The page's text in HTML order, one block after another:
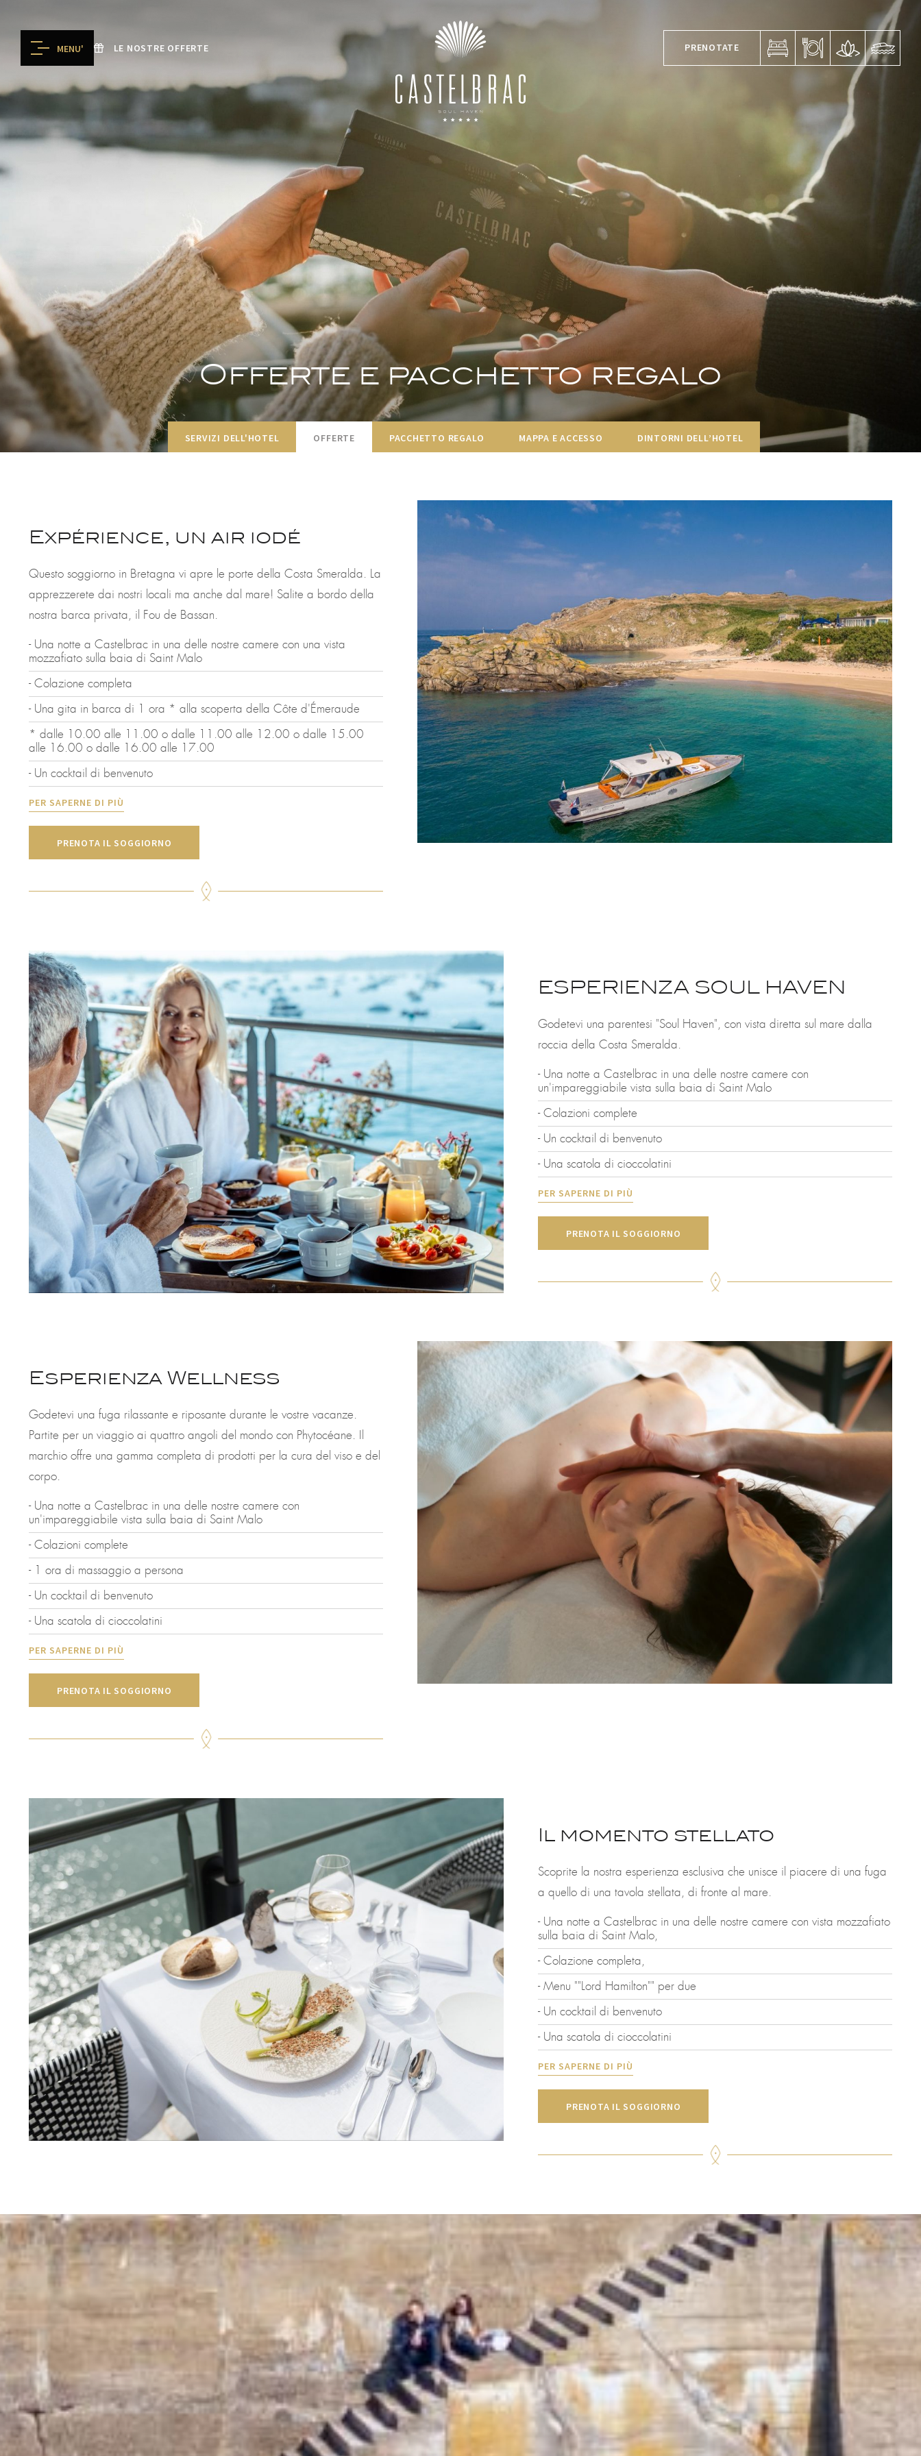
MENU' LE NOSTRE OFFERTE PRENOTATE
Offerte e pacchetto regalo
SERVIZI DELL'HOTEL OFFERTE PACCHETTO REGALO MAPPA E ACCESSO DINTORNI DELL’HOTEL
Expérience, un air iodé
Questo soggiorno in Bretagna vi apre le porte della Costa Smeralda. La
apprezzerete dai nostri locali ma anche dal mare! Salite a bordo della
nostra barca privata, il Fou de Bassan.
- Una notte a Castelbrac in una delle nostre camere con una vista
mozzafiato sulla baia di Saint Malo
- Colazione completa
- Una gita in barca di 1 ora * alla scoperta della Côte d'Émeraude
* dalle 10.00 alle 11.00 o dalle 11.00 alle 12.00 o dalle 15.00
alle 16.00 o dalle 16.00 alle 17.00
- Un cocktail di benvenuto
PER SAPERNE DI PIÙ
PRENOTA IL SOGGIORNO
ESPERIENZA SOUL HAVEN
Godetevi una parentesi "Soul Haven", con vista diretta sul mare dalla
roccia della Costa Smeralda.
- Una notte a Castelbrac in una delle nostre camere con
un'impareggiabile vista sulla baia di Saint Malo
- Colazioni complete
- Un cocktail di benvenuto
- Una scatola di cioccolatini
PER SAPERNE DI PIÙ
PRENOTA IL SOGGIORNO
Esperienza Wellness
Godetevi una fuga rilassante e riposante durante le vostre vacanze.
Partite per un viaggio ai quattro angoli del mondo con Phytocéane. Il
marchio offre una gamma completa di prodotti per la cura del viso e del
corpo.
- Una notte a Castelbrac in una delle nostre camere con
un'impareggiabile vista sulla baia di Saint Malo
- Colazioni complete
- 1 ora di massaggio a persona
- Un cocktail di benvenuto
- Una scatola di cioccolatini
PER SAPERNE DI PIÙ
PRENOTA IL SOGGIORNO
Il momento stellato
Scoprite la nostra esperienza esclusiva che unisce il piacere di una fuga
a quello di una tavola stellata, di fronte al mare.
- Una notte a Castelbrac in una delle nostre camere con vista mozzafiato
sulla baia di Saint Malo,
- Colazione completa,
- Menu ""Lord Hamilton"" per due
- Un cocktail di benvenuto
- Una scatola di cioccolatini
PER SAPERNE DI PIÙ
PRENOTA IL SOGGIORNO